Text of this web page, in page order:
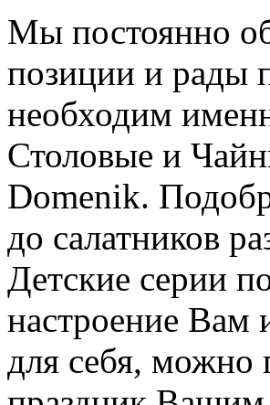
Мы постоянно
позиции и рады
необходим
Столовые и
Domenik.
до салатников
Детские серии
настроение Вам
для себя, можно